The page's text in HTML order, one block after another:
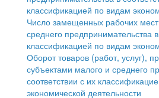
Социальная защита
Фотоальбом
Муниципальные услуги
Проекты административных
Антимонопольный комплаенс
Противодействие коррупции
Информационная поддержка
среднего предпринимательства
Муниципальные программы
Контрольно-счетная палата
классификацией по видам
Число замещенных рабочих мест
среднего предпринимательства
классификацией по видам
Оборот товаров (работ, услуг),
субъектами малого и среднего
соответствии с их
экономической деятельности